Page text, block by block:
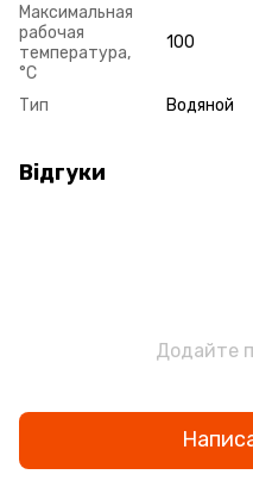
Максимальная
рабочая
температура,
°С
100
Тип Водяной
Відгуки
Додайте